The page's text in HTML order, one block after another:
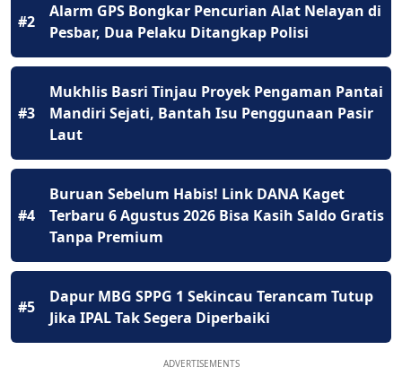
#2
Alarm GPS Bongkar Pencurian Alat Nelayan di
Pesbar, Dua Pelaku Ditangkap Polisi
#3
Mukhlis Basri Tinjau Proyek Pengaman Pantai
Mandiri Sejati, Bantah Isu Penggunaan Pasir
Laut
#4
Buruan Sebelum Habis! Link DANA Kaget
Terbaru 6 Agustus 2026 Bisa Kasih Saldo Gratis
Tanpa Premium
#5
Dapur MBG SPPG 1 Sekincau Terancam Tutup
Jika IPAL Tak Segera Diperbaiki
ADVERTISEMENTS